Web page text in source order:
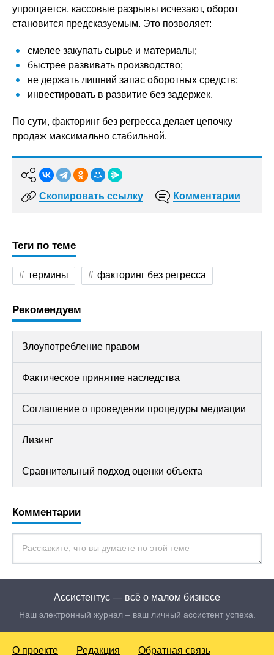
упрощается, кассовые разрывы исчезают, оборот
становится предсказуемым. Это позволяет:
смелее закупать сырье и материалы;
быстрее развивать производство;
не держать лишний запас оборотных средств;
инвестировать в развитие без задержек.
По сути, факторинг без регресса делает цепочку
продаж максимально стабильной.
Скопировать ссылку Комментарии
Теги по теме
термины факторинг без регресса
Рекомендуем
Злоупотребление правом
Фактическое принятие наследства
Соглашение о проведении процедуры медиации
Лизинг
Сравнительный подход оценки объекта
Комментарии
Ассистентус — всё о малом бизнесе
Наш электронный журнал – ваш личный ассистент успеха.
О проекте Редакция Обратная связь